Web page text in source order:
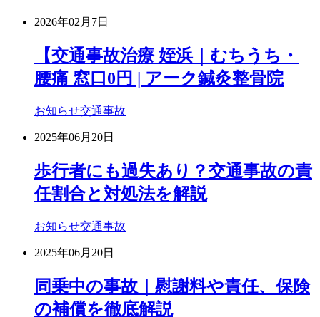
2026年02月7日
【交通事故治療 姪浜｜むちうち・
腰痛 窓口0円 | アーク鍼灸整骨院
お知らせ交通事故
2025年06月20日
歩行者にも過失あり？交通事故の責
任割合と対処法を解説
お知らせ交通事故
2025年06月20日
同乗中の事故｜慰謝料や責任、保険
の補償を徹底解説